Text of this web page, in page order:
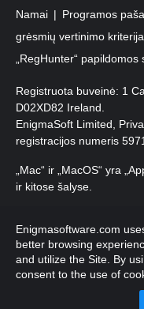
Namai Programos
grėsmių vertinimo
„RegHunter“ papildomos
Registruota buveinė: 1
D02XD82 Ireland.
EnigmaSoft Limited,
registracijos numeris
„Mac“ ir „MacOS“ yra
ir kitose šalyse.
saugomos.
Enigmasoftware.com
better browsing
and utilize the Site. By
consent to the use of